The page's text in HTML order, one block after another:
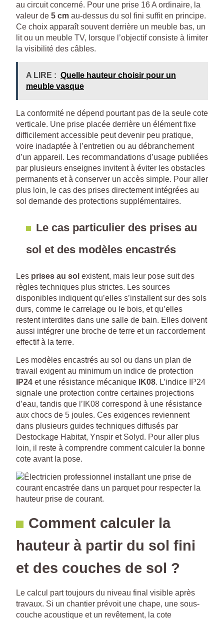
au circuit concerné. Pour une prise 16 A ordinaire, la
valeur de 5 cm au-dessus du sol fini suffit en principe.
Ce choix apparaît souvent derrière un meuble bas, un
lit ou un meuble TV, lorsque l’objectif consiste à limiter
la visibilité des câbles.
A LIRE : Quelle hauteur choisir pour un
meuble vasque
La conformité ne dépend pourtant pas de la seule cote
verticale. Une prise placée derrière un élément fixe
difficilement accessible peut devenir peu pratique,
voire inadaptée à l’entretien ou au débranchement
d’un appareil. Les recommandations d’usage publiées
par plusieurs enseignes invitent à éviter les obstacles
permanents et à conserver un accès simple. Pour aller
plus loin, le cas des prises directement intégrées au
sol demande des protections supplémentaires.
Le cas particulier des prises au
sol et des modèles encastrés
Les prises au sol existent, mais leur pose suit des
règles techniques plus strictes. Les sources
disponibles indiquent qu’elles s’installent sur des sols
durs, comme le carrelage ou le bois, et qu’elles
restent interdites dans une salle de bain. Elles doivent
aussi intégrer une broche de terre et un raccordement
effectif à la terre.
Les modèles encastrés au sol ou dans un plan de
travail exigent au minimum un indice de protection
IP24 et une résistance mécanique IK08. L’indice IP24
signale une protection contre certaines projections
d’eau, tandis que l’IK08 correspond à une résistance
aux chocs de 5 joules. Ces exigences reviennent
dans plusieurs guides techniques diffusés par
Destockage Habitat, Ynspir et Solyd. Pour aller plus
loin, il reste à comprendre comment calculer la bonne
cote avant la pose.
Comment calculer la
hauteur à partir du sol fini
et des couches de sol ?
Le calcul part toujours du niveau final visible après
travaux. Si un chantier prévoit une chape, une sous-
couche acoustique et un revêtement, la cote